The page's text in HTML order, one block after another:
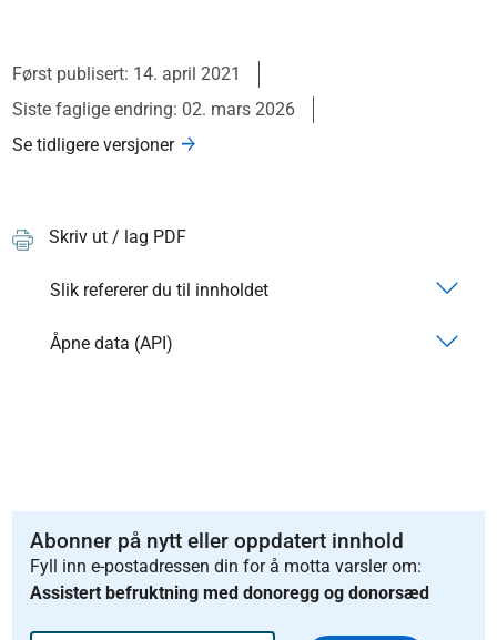
Først publisert: 14. april 2021
Siste faglige endring: 02. mars 2026
Se tidligere versjoner
Skriv ut / lag PDF
Slik refererer du til innholdet
Åpne data (API)
Abonner på nytt eller oppdatert innhold
Fyll inn e-postadressen din for å motta varsler om:
Assistert befruktning med donoregg og donorsæd